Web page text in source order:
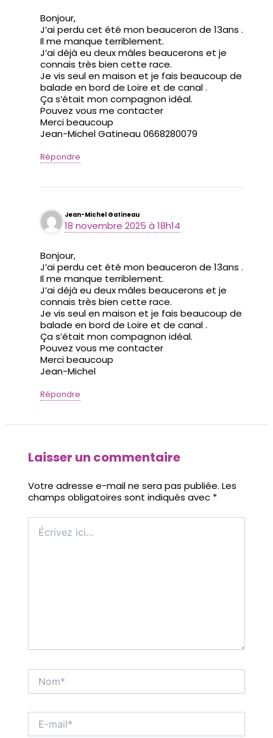
Bonjour,
J’ai perdu cet été mon beauceron de 13ans .
Il me manque terriblement.
J’ai déjà eu deux mâles beaucerons et je
connais très bien cette race.
Je vis seul en maison et je fais beaucoup de
balade en bord de Loire et de canal .
Ça s’était mon compagnon idéal.
Pouvez vous me contacter
Merci beaucoup
Jean-Michel Gatineau 0668280079
Répondre
Jean-Michel Gatineau
18 novembre 2025 à 18h14
Bonjour,
J’ai perdu cet été mon beauceron de 13ans .
Il me manque terriblement.
J’ai déjà eu deux mâles beaucerons et je
connais très bien cette race.
Je vis seul en maison et je fais beaucoup de
balade en bord de Loire et de canal .
Ça s’était mon compagnon idéal.
Pouvez vous me contacter
Merci beaucoup
Jean-Michel
Répondre
Laisser un commentaire
Votre adresse e-mail ne sera pas publiée. Les
champs obligatoires sont indiqués avec *
ici…
Nom*
mail*